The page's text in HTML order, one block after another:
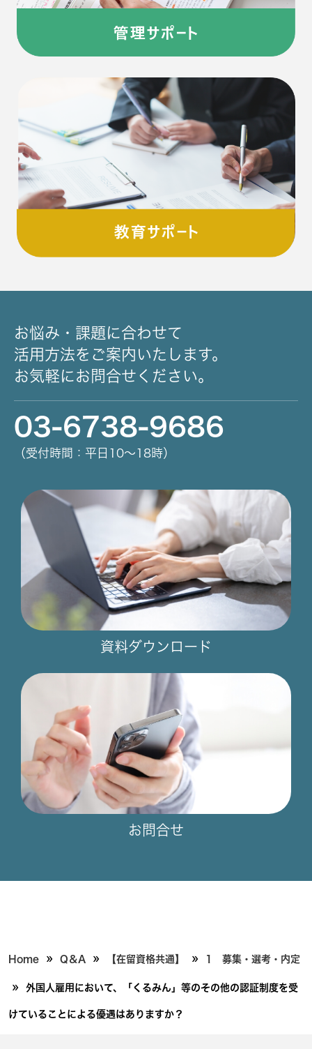
お悩み・課題に合わせて
活用方法をご案内いたします。
お気軽にお問合せください。
03-6738-9686
（受付時間：平日10～18時）
資料ダウンロード
お問合せ
Home » Q＆A » 【在留資格共通】 » 1 募集・選考・内定
» 外国人雇用において、「くるみん」等のその他の認証制度を受
けていることによる優遇はありますか？